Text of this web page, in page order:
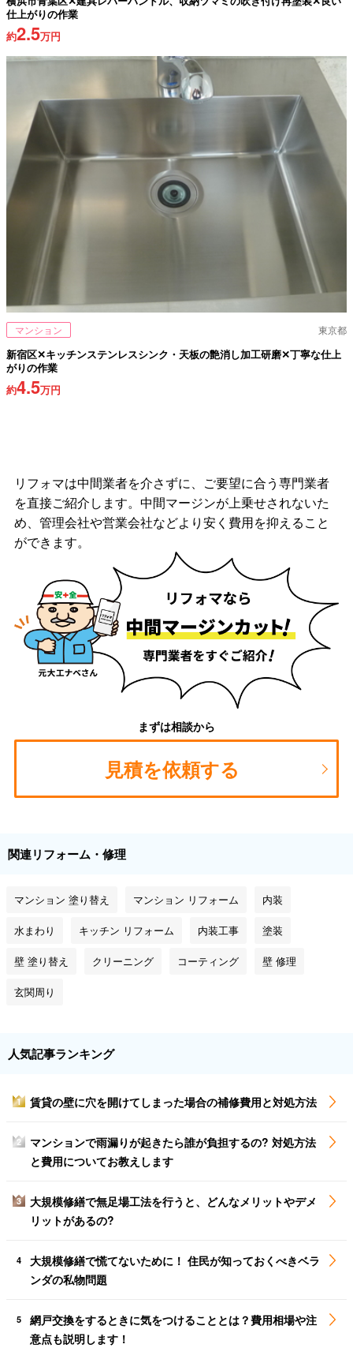
仕上がりの作業
約2.5万円
マンション 東京都
新宿区✕キッチンステンレスシンク・天板の艶消し加工研磨✕丁寧な仕上
がりの作業
約4.5万円
リフォマは中間業者を介さずに、ご要望に合う専門業者
を直接ご紹介します。中間マージンが上乗せされないた
め、管理会社や営業会社などより安く費用を抑えること
ができます。
まずは相談から
見積を依頼する
関連リフォーム・修理
マンション 塗り替え マンション リフォーム 内装
水まわり キッチン リフォーム 内装工事 塗装
壁 塗り替え クリーニング コーティング 壁 修理
玄関周り
人気記事ランキング
1 賃貸の壁に穴を開けてしまった場合の補修費用と対処方法
2
マンションで雨漏りが起きたら誰が負担するの? 対処方法
と費用についてお教えします
3
大規模修繕で無足場工法を行うと、どんなメリットやデメ
リットがあるの?
4
大規模修繕で慌てないために！ 住民が知っておくべきベラ
ンダの私物問題
5
網戸交換をするときに気をつけることとは？費用相場や注
意点も説明します！